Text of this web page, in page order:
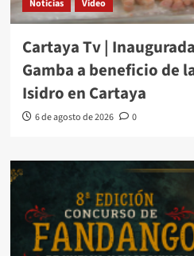
Noticias Video
Cartaya Tv |
Gamba a beneficio de
Isidro en Cartaya
6 de agosto de 2026 0